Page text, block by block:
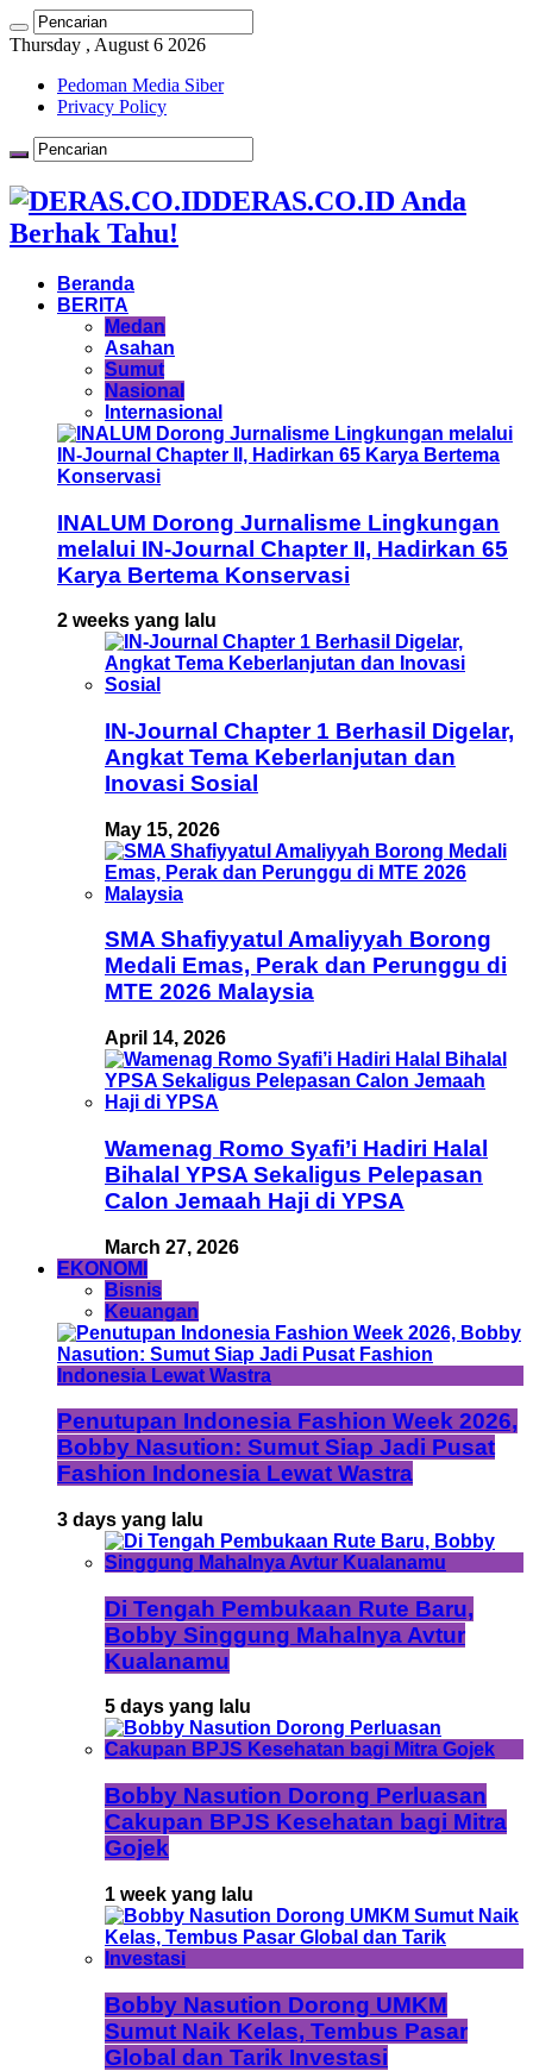
Thursday , August 6 2026
Pedoman Media Siber
Privacy Policy
DERAS.CO.ID Anda
Berhak Tahu!
Beranda
BERITA
Medan
Asahan
Sumut
Nasional
Internasional
INALUM Dorong Jurnalisme Lingkungan
melalui IN-Journal Chapter II, Hadirkan 65
Karya Bertema Konservasi
2 weeks yang lalu
IN-Journal Chapter 1 Berhasil Digelar,
Angkat Tema Keberlanjutan dan
Inovasi Sosial
May 15, 2026
SMA Shafiyyatul Amaliyyah Borong
Medali Emas, Perak dan Perunggu di
MTE 2026 Malaysia
April 14, 2026
Wamenag Romo Syafi’i Hadiri Halal
Bihalal YPSA Sekaligus Pelepasan
Calon Jemaah Haji di YPSA
March 27, 2026
EKONOMI
Bisnis
Keuangan
Penutupan Indonesia Fashion Week 2026,
Bobby Nasution: Sumut Siap Jadi Pusat
Fashion Indonesia Lewat Wastra
3 days yang lalu
Di Tengah Pembukaan Rute Baru,
Bobby Singgung Mahalnya Avtur
Kualanamu
5 days yang lalu
Bobby Nasution Dorong Perluasan
Cakupan BPJS Kesehatan bagi Mitra
Gojek
1 week yang lalu
Bobby Nasution Dorong UMKM
Sumut Naik Kelas, Tembus Pasar
Global dan Tarik Investasi